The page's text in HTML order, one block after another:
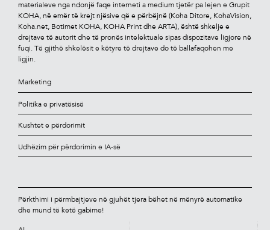
materialeve nga ndonjë faqe interneti a medium tjetër pa lejen e Grupit
KOHA, në emër të krejt njësive që e përbëjnë (Koha Ditore, KohaVision,
Koha.net, Botimet KOHA, KOHA Print dhe ARTA), është shkelje e
drejtave të autorit dhe të pronës intelektuale sipas dispozitave ligjore në
fuqi. Të gjithë shkelësit e këtyre të drejtave do të ballafaqohen me
ligjin.
Marketing
Politika e privatësisë
Kushtet e përdorimit
Udhëzim për përdorimin e IA-së
Përkthimi i përmbajtjeve në gjuhët tjera bëhet në mënyrë automatike
dhe mund të ketë gabime!